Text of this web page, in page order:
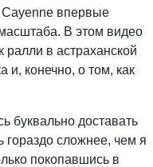
впервые
В этом видео
ралли в астраханской
и, конечно, о том, как
буквально доставать
гораздо сложнее, чем я
покопавшись в